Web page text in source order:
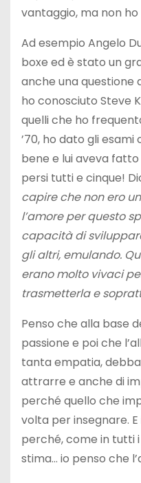
vantaggio, ma non ho
Ad esempio Angelo
boxe ed è stato un
anche una questione
ho conosciuto Steve
quelli che ho
’70, ho dato gli
bene e lui aveva
persi tutti e cinque!
capire che non ero
l’amore per questo
capacità di
gli altri, emulando.
erano molto vivaci
trasmetterla e
Penso che alla base
passione e poi che
tanta empatia,
attrarre e anche di
perché quello che
volta per insegnare.
perché, come in tutti
stima… io penso che